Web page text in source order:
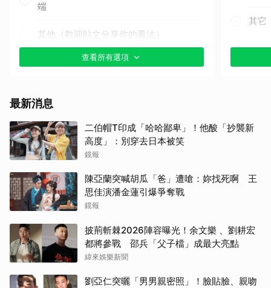
端
其他（歡迎貼文分享你的看法）
查看所有選項
其它
最新消息
二伯帽T印成「哈哈鄙卑」！他酸「抄襲新
高度」：別穿去日本被笑
鏡報
陳亞蘭突喊胡瓜「爸」遭嗆：妳找死啊 王
思佳演潘金蓮引爆爭奪戰
鏡報
披荊斬棘2026陣容曝光！余文樂 、劉耕宏
都將參戰 邵兵「父子檔」成最大亮點
緯來娛樂新聞
劉亞仁突曬「男男親密照」！臉貼臉、親吻